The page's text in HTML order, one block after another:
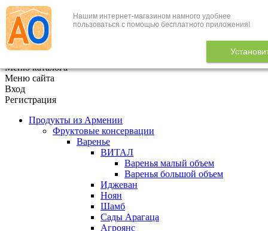
Нашим интернет-магазином намного удобнее
пользоваться с помощью бесплатного приложения!
+7 (495) 646-888-1
В корзине 0
Меню каталога
Меню сайта
Вход
Регистрация
Продукты из Армении
Фруктовые консервации
Варенье
ВИТАЛ
Варенья малый объем
Варенья большой объем
Иджеван
Ноян
Шамб
Сады Арагаца
Агроянс